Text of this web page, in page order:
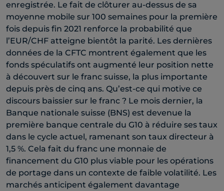
enregistrée. Le fait de clôturer au-dessus de sa
moyenne mobile sur 100 semaines pour la première
fois depuis fin 2021 renforce la probabilité que
l’EUR/CHF atteigne bientôt la parité. Les dernières
données de la CFTC montrent également que les
fonds spéculatifs ont augmenté leur position nette
à découvert sur le franc suisse, la plus importante
depuis près de cinq ans. Qu’est-ce qui motive ce
discours baissier sur le franc ? Le mois dernier, la
Banque nationale suisse (BNS) est devenue la
première banque centrale du G10 à réduire ses taux
dans le cycle actuel, ramenant son taux directeur à
1,5 %. Cela fait du franc une monnaie de
financement du G10 plus viable pour les opérations
de portage dans un contexte de faible volatilité. Les
marchés anticipent également davantage